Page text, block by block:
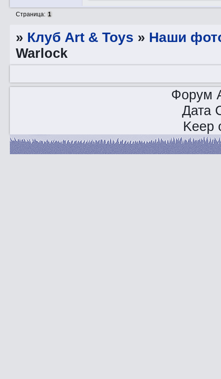
Страница: 1
» Клуб Art & Toys » Наши
Warlock
Форум
Дата
Keep